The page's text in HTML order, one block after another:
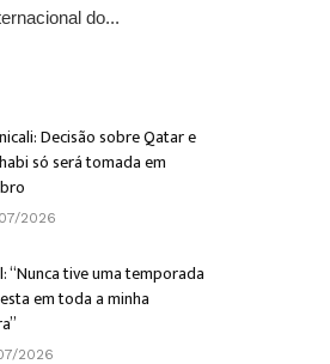
do...
Decisão sobre Qatar e
só será tomada em
2026
“Nunca tive uma temporada
em toda a minha
2026